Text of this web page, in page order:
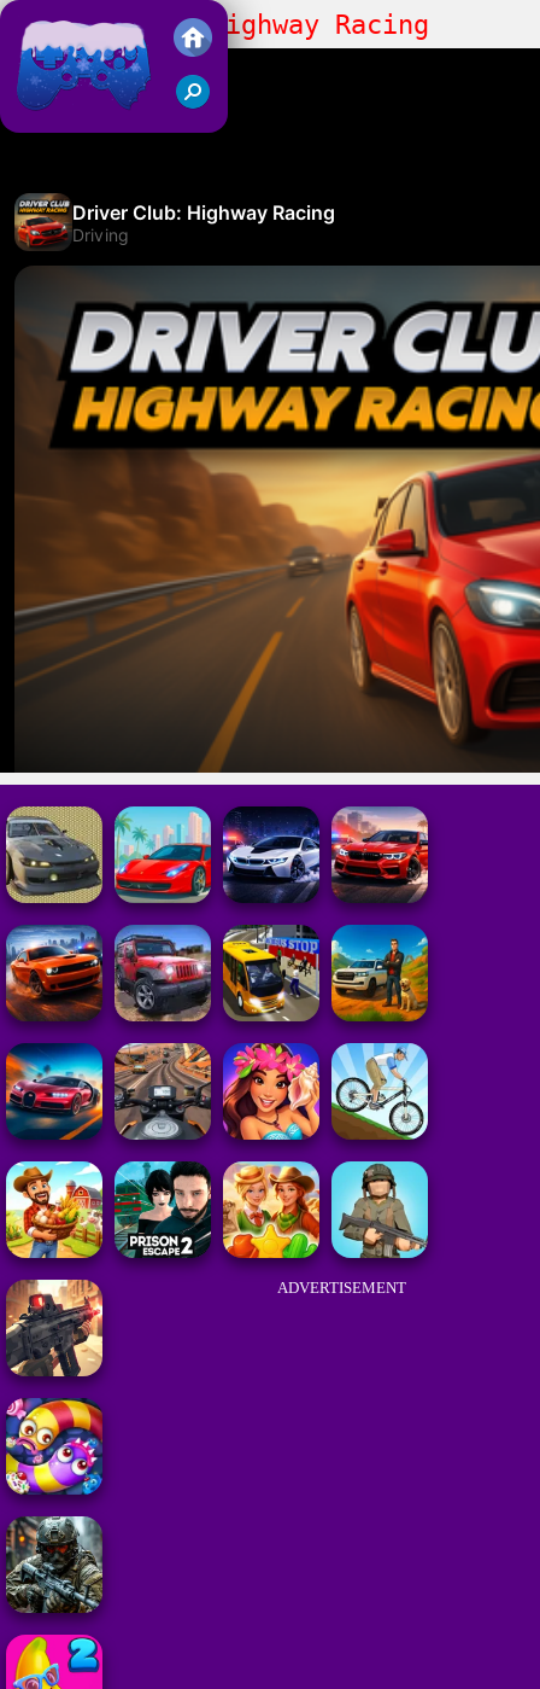
Juegos Friv 2018
Driver Club: Highway Racing
ADVERTISEMENT